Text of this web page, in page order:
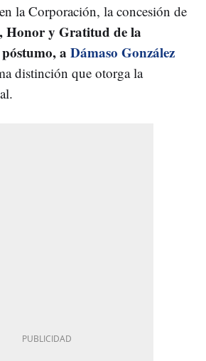
la Corporación, la concesión de
Honor y Gratitud de la
a Dámaso González
distinción que otorga la